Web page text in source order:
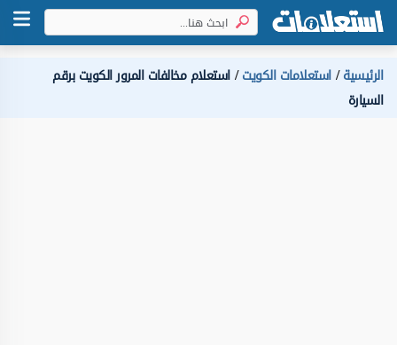
الرئيسية استعلامات الكويت استعلام مخالفات المرور الكويت برقم
السيارة